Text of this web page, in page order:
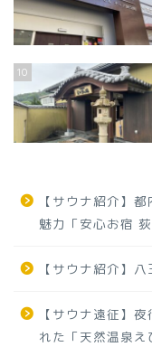
10
【サウナ紹介】
魅力「安心お宿 荻
【サウナ紹介】
【サウナ遠征】
れた「天然温泉え